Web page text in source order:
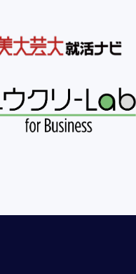
A.3.4.2.4に基づき公表し
ご利用いただける環境整
め
お問い合せ等への対応
いての調査・データ集
スなどのご案内を送
を行うため
約、ポリシー等（以下
行為に対する対応のた